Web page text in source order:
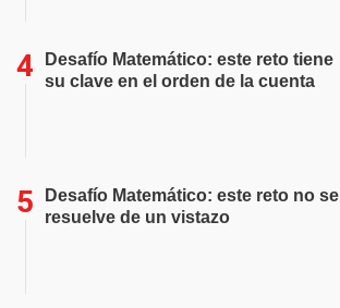
Desafío Matemático: este reto tiene
su clave en el orden de la cuenta
Desafío Matemático: este reto no se
resuelve de un vistazo